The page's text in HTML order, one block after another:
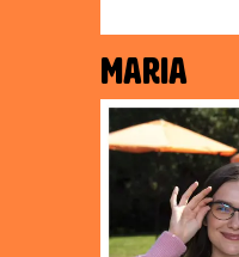
MARIA